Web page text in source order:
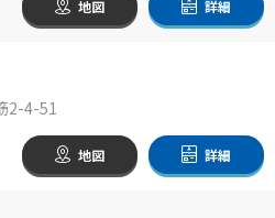
地図 詳細
2-4-51
地図 詳細